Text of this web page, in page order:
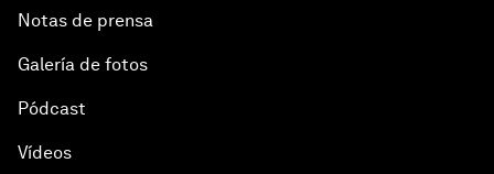
Notas de prensa
Galería de fotos
Pódcast
Vídeos